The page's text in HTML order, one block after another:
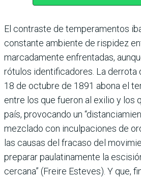
El contraste de temperamentos
constante ambiente de rispidez
marcadamente enfrentadas,
rótulos identificadores. La derrota
18 de octubre de 1891 abona el
entre los que fueron al exilio y los
país, provocando un
mezclado con inculpaciones de
las causas del fracaso del
preparar paulatinamente la
cercana” (Freire Esteves). Y que,